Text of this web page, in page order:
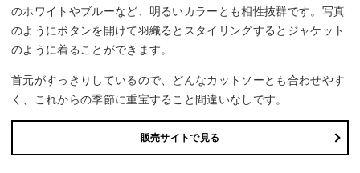
のホワイトやブルーなど、明るいカラーとも相性抜群です。写真
のようにボタンを開けて羽織るとスタイリングするとジャケット
のように着ることができます。
首元がすっきりしているので、どんなカットソーとも合わせやす
く、これからの季節に重宝すること間違いなしです。
販売サイトで見る